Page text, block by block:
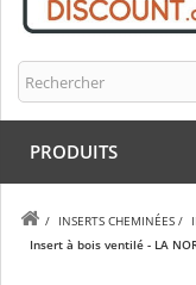
PRODUITS
/ INSERTS CHEMINÉES /
Insert à bois ventilé - LA